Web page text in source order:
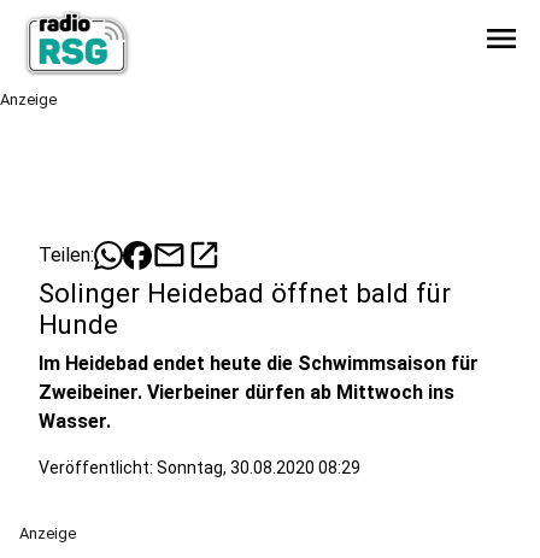
menu
Anzeige
Teilen: mailopen_in_new
Solinger Heidebad öffnet bald für
Hunde
Im Heidebad endet heute die Schwimmsaison für
Zweibeiner. Vierbeiner dürfen ab Mittwoch ins
Wasser.
Veröffentlicht: Sonntag, 30.08.2020 08:29
Anzeige